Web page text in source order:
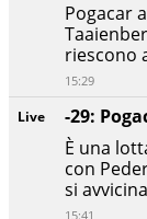
Live
-29:
È una
con
si
15:41
Pogacar
riescono
15:29